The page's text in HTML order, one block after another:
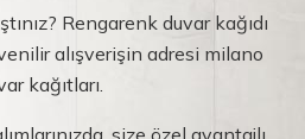
Rengarenk duvar kağıdı
alışverişin adresi milano
kağıtları.